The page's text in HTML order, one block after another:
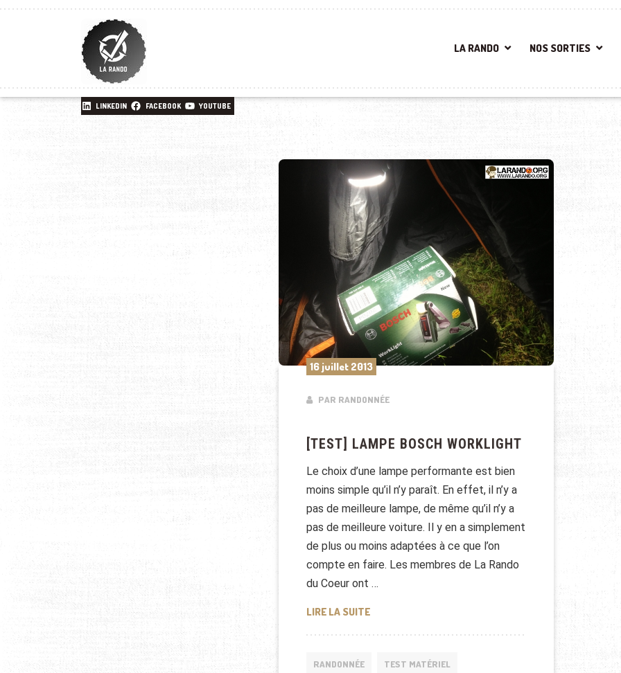
LA RANDO NOS SORTIES
LINKEDIN FACEBOOK YOUTUBE
16 juillet 2013
PAR RANDONNÉE
[TEST] LAMPE BOSCH WORKLIGHT
Le choix d’une lampe performante est bien
moins simple qu’il n’y paraît. En effet, il n’y a
pas de meilleure lampe, de même qu’il n’y a
pas de meilleure voiture. Il y en a simplement
de plus ou moins adaptées à ce que l’on
compte en faire. Les membres de La Rando
du Coeur ont …
LIRE LA SUITE[TEST] LAMPE BOSCH WORKLIGHT
RANDONNÉE TEST MATÉRIEL